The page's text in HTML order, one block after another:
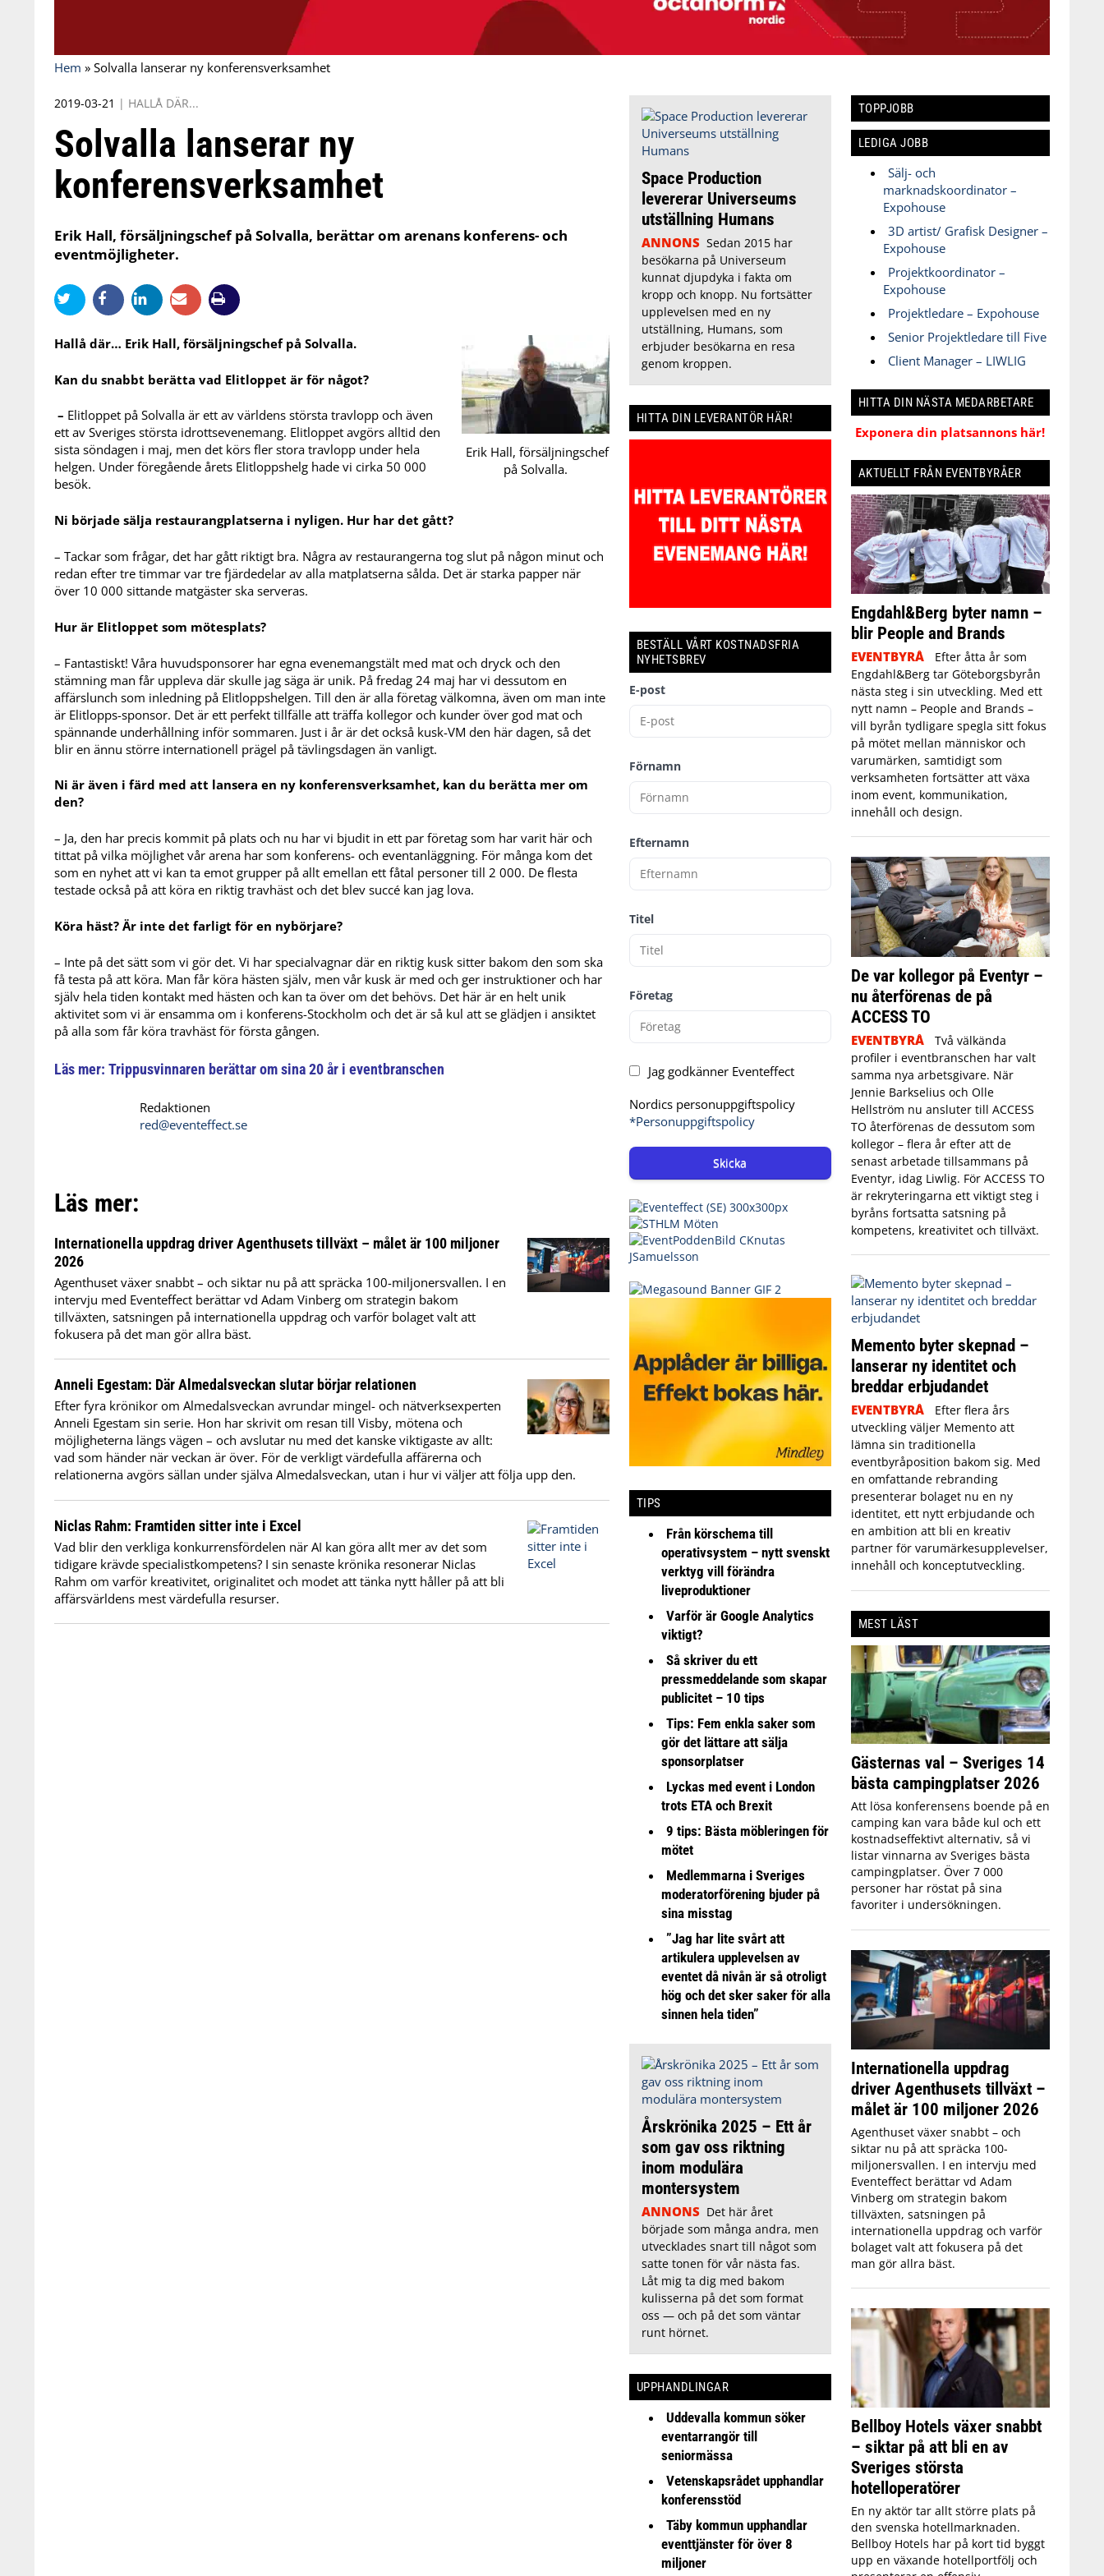
Hem » Solvalla lanserar ny konferensverksamhet
2019-03-21 | HALLÅ DÄR...
Solvalla lanserar ny
konferensverksamhet
Erik Hall, försäljningschef på Solvalla, berättar om arenans konferens- och
eventmöjligheter.
Erik Hall, försäljningschef
på Solvalla.
Hallå där… Erik Hall, försäljningschef på Solvalla.
Kan du snabbt berätta vad Elitloppet är för något?
– Elitloppet på Solvalla är ett av världens största travlopp och även
ett av Sveriges största idrottsevenemang. Elitloppet avgörs alltid den
sista söndagen i maj, men det körs fler stora travlopp under hela
helgen. Under föregående årets Elitloppshelg hade vi cirka 50 000
besök.
Ni började sälja restaurangplatserna i nyligen. Hur har det gått?
– Tackar som frågar, det har gått riktigt bra. Några av restaurangerna tog slut på någon minut och
redan efter tre timmar var tre fjärdedelar av alla matplatserna sålda. Det är starka papper när
över 10 000 sittande matgäster ska serveras.
Hur är Elitloppet som mötesplats?
– Fantastiskt! Våra huvudsponsorer har egna evenemangstält med mat och dryck och den
stämning man får uppleva där skulle jag säga är unik. På fredag 24 maj har vi dessutom en
affärslunch som inledning på Elitloppshelgen. Till den är alla företag välkomna, även om man inte
är Elitlopps-sponsor. Det är ett perfekt tillfälle att träffa kollegor och kunder över god mat och
spännande underhållning inför sommaren. Just i år är det också kusk-VM den här dagen, så det
blir en ännu större internationell prägel på tävlingsdagen än vanligt.
Ni är även i färd med att lansera en ny konferensverksamhet, kan du berätta mer om
den?
– Ja, den har precis kommit på plats och nu har vi bjudit in ett par företag som har varit här och
tittat på vilka möjlighet vår arena har som konferens- och eventanläggning. För många kom det
som en nyhet att vi kan ta emot grupper på allt emellan ett fåtal personer till 2 000. De flesta
testade också på att köra en riktig travhäst och det blev succé kan jag lova.
Köra häst? Är inte det farligt för en nybörjare?
– Inte på det sätt som vi gör det. Vi har specialvagnar där en riktig kusk sitter bakom den som ska
få testa på att köra. Man får köra hästen själv, men vår kusk är med och ger instruktioner och har
själv hela tiden kontakt med hästen och kan ta över om det behövs. Det här är en helt unik
aktivitet som vi är ensamma om i konferens-Stockholm och det är så kul att se glädjen i ansiktet
på alla som får köra travhäst för första gången.
Läs mer: Trippusvinnaren berättar om sina 20 år i eventbranschen
Redaktionen
red@eventeffect.se
Läs mer:
Internationella uppdrag driver Agenthusets tillväxt – målet är 100 miljoner
2026
Agenthuset växer snabbt – och siktar nu på att spräcka 100-miljonersvallen. I en
intervju med Eventeffect berättar vd Adam Vinberg om strategin bakom
tillväxten, satsningen på internationella uppdrag och varför bolaget valt att
fokusera på det man gör allra bäst.
Anneli Egestam: Där Almedalsveckan slutar börjar relationen
Efter fyra krönikor om Almedalsveckan avrundar mingel- och nätverksexperten
Anneli Egestam sin serie. Hon har skrivit om resan till Visby, mötena och
möjligheterna längs vägen – och avslutar nu med det kanske viktigaste av allt:
vad som händer när veckan är över. För de verkligt värdefulla affärerna och
relationerna avgörs sällan under själva Almedalsveckan, utan i hur vi väljer att följa upp den.
Niclas Rahm: Framtiden sitter inte i Excel
Vad blir den verkliga konkurrensfördelen när AI kan göra allt mer av det som
tidigare krävde specialistkompetens? I sin senaste krönika resonerar Niclas
Rahm om varför kreativitet, originalitet och modet att tänka nytt håller på att bli
affärsvärldens mest värdefulla resurser.
Space Production
levererar Universeums
utställning Humans
ANNONS Sedan 2015 har
besökarna på Universeum
kunnat djupdyka i fakta om
kropp och knopp. Nu fortsätter
upplevelsen med en ny
utställning, Humans, som
erbjuder besökarna en resa
genom kroppen.
HITTA DIN LEVERANTÖR HÄR!
BESTÄLL VÅRT KOSTNADSFRIA
NYHETSBREV
E-post
Förnamn
Efternamn
Titel
Företag
Jag godkänner Eventeffect
Nordics personuppgiftspolicy
*Personuppgiftspolicy
Skicka
TIPS
Från körschema till
operativsystem – nytt svenskt
verktyg vill förändra
liveproduktioner
Varför är Google Analytics
viktigt?
Så skriver du ett
pressmeddelande som skapar
publicitet – 10 tips
Tips: Fem enkla saker som
gör det lättare att sälja
sponsorplatser
Lyckas med event i London
trots ETA och Brexit
9 tips: Bästa möbleringen för
mötet
Medlemmarna i Sveriges
moderatorförening bjuder på
sina misstag
”Jag har lite svårt att
artikulera upplevelsen av
eventet då nivån är så otroligt
hög och det sker saker för alla
sinnen hela tiden”
Årskrönika 2025 – Ett år
som gav oss riktning
inom modulära
montersystem
ANNONS Det här året
började som många andra, men
utvecklades snart till något som
satte tonen för vår nästa fas.
Låt mig ta dig med bakom
kulisserna på det som format
oss — och på det som väntar
runt hörnet.
UPPHANDLINGAR
Uddevalla kommun söker
eventarrangör till
seniormässa
Vetenskapsrådet upphandlar
konferensstöd
Täby kommun upphandlar
eventtjänster för över 8
miljoner
TOPPJOBB
LEDIGA JOBB
Sälj- och
marknadskoordinator –
Expohouse
3D artist/ Grafisk Designer –
Expohouse
Projektkoordinator –
Expohouse
Projektledare – Expohouse
Senior Projektledare till Five
Client Manager – LIWLIG
HITTA DIN NÄSTA MEDARBETARE
Exponera din platsannons här!
AKTUELLT FRÅN EVENTBYRÅER
Engdahl&Berg byter namn –
blir People and Brands
EVENTBYRÅ
Efter åtta år som
Engdahl&Berg tar Göteborgsbyrån
nästa steg i sin utveckling. Med ett
nytt namn – People and Brands –
vill byrån tydligare spegla sitt fokus
på mötet mellan människor och
varumärken, samtidigt som
verksamheten fortsätter att växa
inom event, kommunikation,
innehåll och design.
De var kollegor på Eventyr –
nu återförenas de på
ACCESS TO
EVENTBYRÅ
Två välkända
profiler i eventbranschen har valt
samma nya arbetsgivare. När
Jennie Barkselius och Olle
Hellström nu ansluter till ACCESS
TO återförenas de dessutom som
kollegor – flera år efter att de
senast arbetade tillsammans på
Eventyr, idag Liwlig. För ACCESS TO
är rekryteringarna ett viktigt steg i
byråns fortsatta satsning på
kompetens, kreativitet och tillväxt.
Memento byter skepnad –
lanserar ny identitet och
breddar erbjudandet
EVENTBYRÅ
Efter flera års
utveckling väljer Memento att
lämna sin traditionella
eventbyråposition bakom sig. Med
en omfattande rebranding
presenterar bolaget nu en ny
identitet, ett nytt erbjudande och
en ambition att bli en kreativ
partner för varumärkesupplevelser,
innehåll och konceptutveckling.
MEST LÄST
Gästernas val – Sveriges 14
bästa campingplatser 2026
Att lösa konferensens boende på en
camping kan vara både kul och ett
kostnadseffektivt alternativ, så vi
listar vinnarna av Sveriges bästa
campingplatser. Över 7 000
personer har röstat på sina
favoriter i undersökningen.
Internationella uppdrag
driver Agenthusets tillväxt –
målet är 100 miljoner 2026
Agenthuset växer snabbt – och
siktar nu på att spräcka 100-
miljonersvallen. I en intervju med
Eventeffect berättar vd Adam
Vinberg om strategin bakom
tillväxten, satsningen på
internationella uppdrag och varför
bolaget valt att fokusera på det
man gör allra bäst.
Bellboy Hotels växer snabbt
– siktar på att bli en av
Sveriges största
hotelloperatörer
En ny aktör tar allt större plats på
den svenska hotellmarknaden.
Bellboy Hotels har på kort tid byggt
upp en växande hotellportfölj och